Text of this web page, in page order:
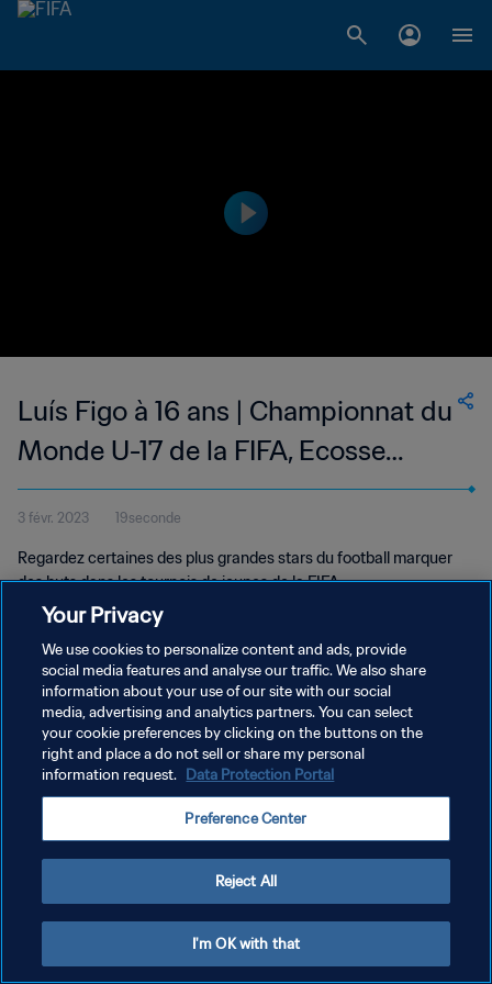
Luís Figo à 16 ans | Championnat du
Monde U-17 de la FIFA, Ecosse
1989™
3 févr. 2023 19seconde
Regardez certaines des plus grandes stars du football marquer
des buts dans les tournois de jeunes de la FIFA.
POLITIQUE DE CONFIDENTIALITÉ
CONDITIONS D'UTILISATION
GÉRER VOS PRÉFÉRENCES SUR LES COOKIES
Your Privacy
We use cookies to personalize content and ads, provide
social media features and analyse our traffic. We also share
information about your use of our site with our social
media, advertising and analytics partners. You can select
your cookie preferences by clicking on the buttons on the
right and place a do not sell or share my personal
information request. Data Protection Portal
Preference Center
Reject All
I'm OK with that